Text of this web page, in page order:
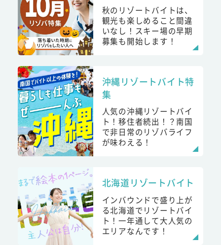
秋のリゾートバイトは、
観光も楽しめること間違
いなし！スキー場の早期
募集も開始します！
沖縄リゾートバイト特
集
人気の沖縄リゾートバイ
ト！移住者続出！？南国
で非日常のリゾバライフ
が味わえる！
北海道リゾートバイト
インバウンドで盛り上が
る北海道でリゾートバイ
ト！一年通して大人気の
エリアなんです！